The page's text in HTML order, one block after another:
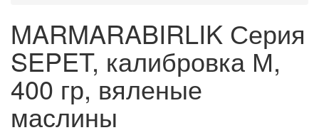
MARMARABIRLIK Серия
SEPET, калибровка М,
400 гр, вяленые
маслины